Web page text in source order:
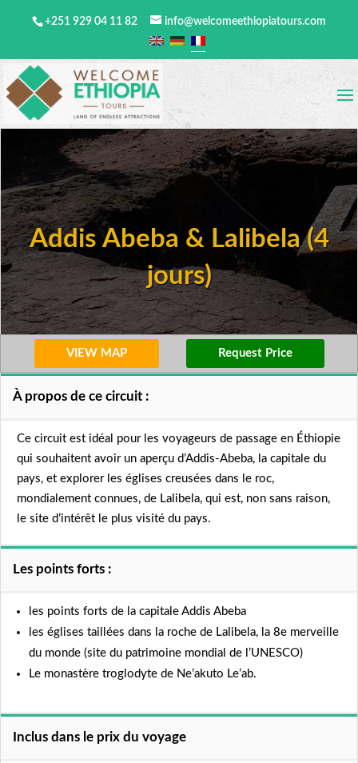
+251 929 04 11 82 info@welcomeethiopiatours.com
Addis Abeba & Lalibela (4
jours)
VIEW MAP Request Price
À propos de ce circuit :
Ce circuit est idéal pour les voyageurs de passage en Éthiopie
qui souhaitent avoir un aperçu d’Addis-Abeba, la capitale du
pays, et explorer les églises creusées dans le roc,
mondialement connues, de Lalibela, qui est, non sans raison,
le site d’intérêt le plus visité du pays.
Les points forts :
les points forts de la capitale Addis Abeba
les églises taillées dans la roche de Lalibela, la 8e merveille
du monde (site du patrimoine mondial de l’UNESCO)
Le monastère troglodyte de Ne’akuto Le’ab.
Inclus dans le prix du voyage